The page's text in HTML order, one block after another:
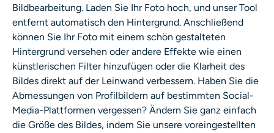
Bildbearbeitung. Laden Sie Ihr Foto hoch, und unser Tool
entfernt automatisch den Hintergrund. Anschließend
können Sie Ihr Foto mit einem schön gestalteten
Hintergrund versehen oder andere Effekte wie einen
künstlerischen Filter hinzufügen oder die Klarheit des
Bildes direkt auf der Leinwand verbessern. Haben Sie die
Abmessungen von Profilbildern auf bestimmten Social-
Media-Plattformen vergessen? Ändern Sie ganz einfach
die Größe des Bildes, indem Sie unsere voreingestellten